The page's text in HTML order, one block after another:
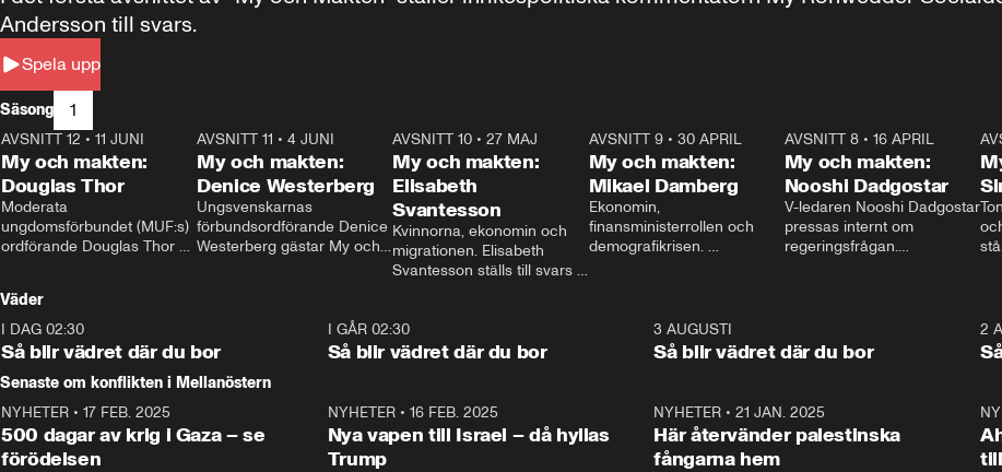
Spela upp
Andersson till svars.
Säsong 1
26:27
AVSNITT 12 • 11 JUNI
My och makten:
Douglas Thor
Moderata
ungdomsförbundet (MUF:s)
ordförande Douglas Thor
tonårsutvisningarna och hur
Moderaterna ska locka
väljare till valet i höst.
23:40
AVSNITT 11 •4 JUNI
My och makten:
Denice Westerberg
Ungsvenskarnas
förbundsordförande Denice
Westerberg gästar My och
AVSNITT 10 •27 MAJ
My och makten:
Elisabeth
Svantesson
Kvinnorna, ekonomin och
migrationen. Elisabeth
Svantesson ställs till svars
AVSNITT 9• 30 APRIL
My och makten:
Mikael Damberg
Ekonomin,
finansministerrollen och
demografikrisen.
och Makten.
AVSNITT 8• 16 APRIL
My och makten:
Nooshi Dadgostar
V-ledaren Nooshi Dadgostar
pressas internt om
regeringsfrågan.
– Vi ställer upp i val. Ska vi
vara med så sitter vi förstås
Väder
I DAG 02:30
Så blir vädret där du bor
1:06
I GÅR 02:30
Så blir vädret där du bor
3 AUGUSTI
Så blir vädret där du bor
2
Senaste om konflikten i Mellanöstern
NYHETER • 17 FEB. 2025
500 dagar av krig i Gaza – se
förödelsen
NYHETER• 16 FEB. 2025
Nya vapen till Israel – då hyllas
Trump
NYHETER •21 JAN. 2025
Här återvänder palestinska
fångarna hem